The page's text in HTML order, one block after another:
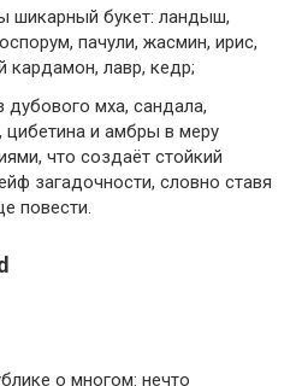
шикарный букет: ландыш,
пачули, жасмин, ирис,
кардамон, лавр, кедр;
дубового мха, сандала,
цибетина и амбры в меру
что создаёт стойкий
загадочности, словно ставя
повести.
о многом: нечто